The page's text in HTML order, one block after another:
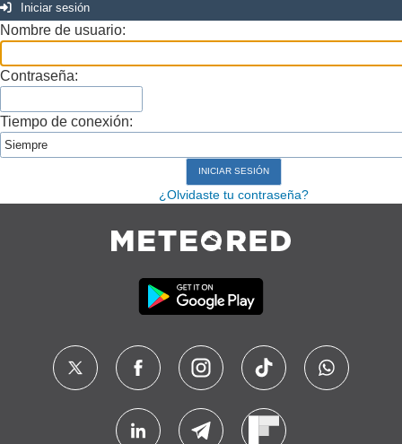
Iniciar sesión
Nombre de usuario:
Contraseña:
Tiempo de conexión:
¿Olvidaste tu contraseña?